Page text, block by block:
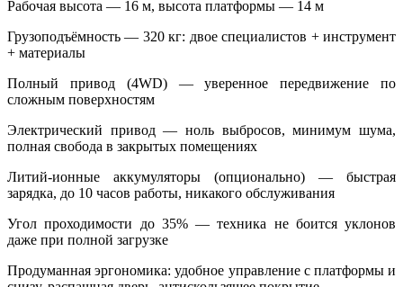
Рабочая высота — 16 м, высота платформы — 14 м
Грузоподъёмность — 320 кг: двое специалистов + инструмент
+ материалы
Полный привод (4WD) — уверенное передвижение по
сложным поверхностям
Электрический привод — ноль выбросов, минимум шума,
полная свобода в закрытых помещениях
Литий-ионные аккумуляторы (опционально) — быстрая
зарядка, до 10 часов работы, никакого обслуживания
Угол проходимости до 35% — техника не боится уклонов
даже при полной загрузке
Продуманная эргономика: удобное управление с платформы и